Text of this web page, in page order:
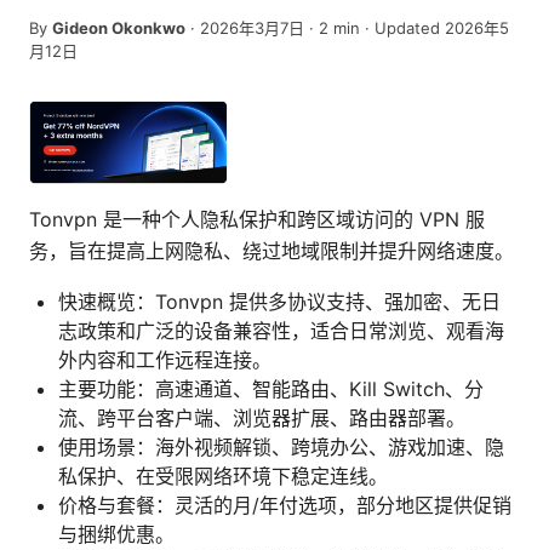
By Gideon Okonkwo · 2026年3月7日 · 2 min · Updated 2026年5
月12日
Tonvpn 是一种个人隐私保护和跨区域访问的 VPN 服
务，旨在提高上网隐私、绕过地域限制并提升网络速度。
快速概览：Tonvpn 提供多协议支持、强加密、无日
志政策和广泛的设备兼容性，适合日常浏览、观看海
外内容和工作远程连接。
主要功能：高速通道、智能路由、Kill Switch、分
流、跨平台客户端、浏览器扩展、路由器部署。
使用场景：海外视频解锁、跨境办公、游戏加速、隐
私保护、在受限网络环境下稳定连线。
价格与套餐：灵活的月/年付选项，部分地区提供促销
与捆绑优惠。